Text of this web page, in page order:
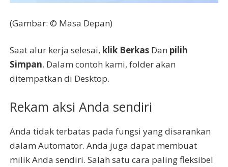
(Gambar: © Masa Depan)
Saat alur kerja selesai, klik Berkas Dan pilih
Simpan. Dalam contoh kami, folder akan
ditempatkan di Desktop.
Rekam aksi Anda sendiri
Anda tidak terbatas pada fungsi yang disarankan
dalam Automator. Anda juga dapat membuat
milik Anda sendiri. Salah satu cara paling fleksibel